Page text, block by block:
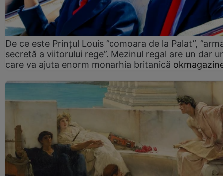
De ce este Prințul Louis ”comoara de la Palat”,
secretă a viitorului rege”. Mezinul regal are un dar
care va ajuta enorm monarhia britanică